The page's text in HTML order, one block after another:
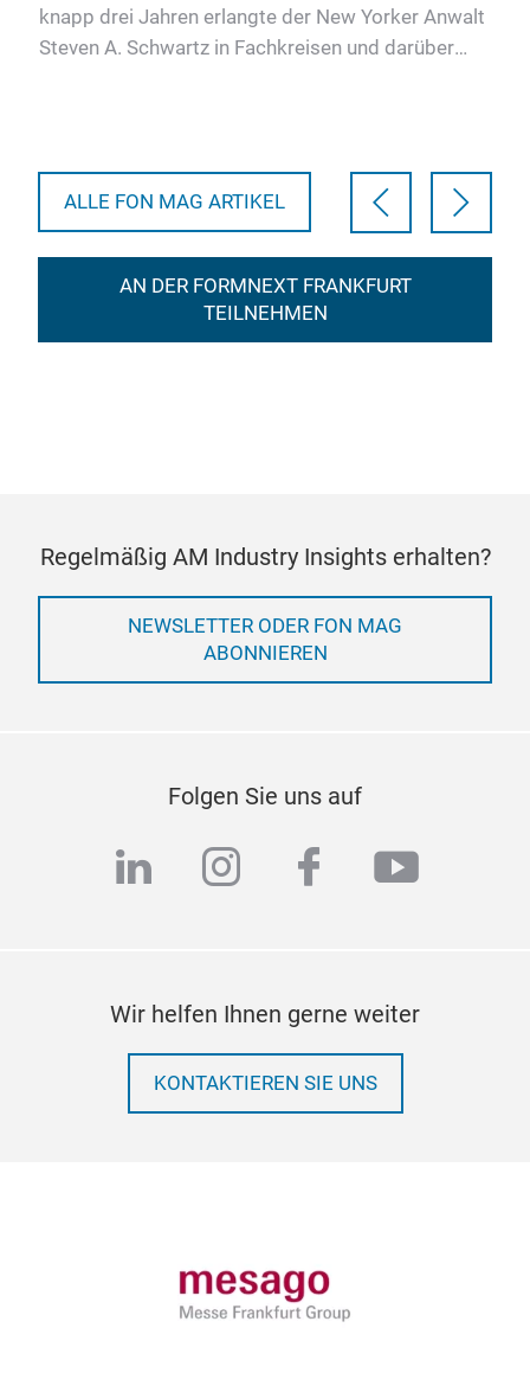
knapp drei Jahren erlangte der New Yorker Anwalt
Steven A. Schwartz in Fachkreisen und darüber
ALLE FON MAG ARTIKEL
AN DER FORMNEXT FRANKFURT
TEILNEHMEN
Regelmäßig AM Industry Insights erhalten?
NEWSLETTER ODER FON MAG
ABONNIEREN
Folgen Sie uns auf
linkedininstagram
facebook
Wir helfen Ihnen gerne weiter
KONTAKTIEREN SIE UNS